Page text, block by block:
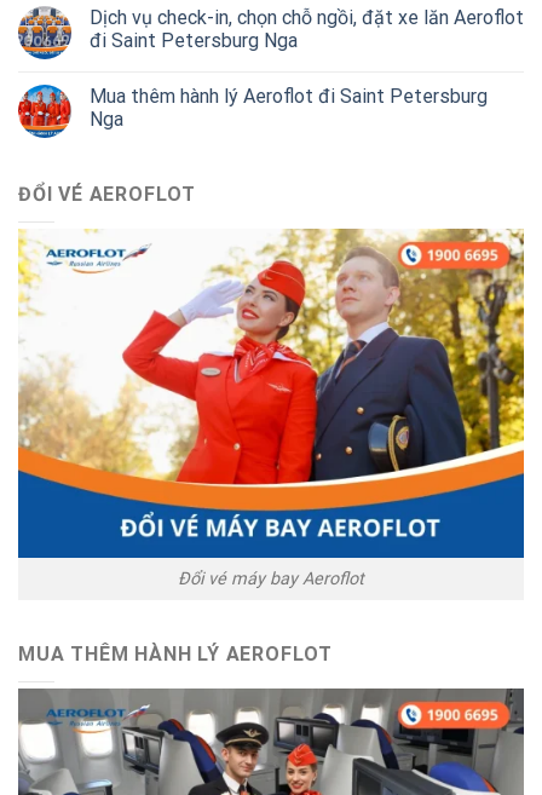
Dịch vụ check-in, chọn chỗ ngồi, đặt xe lăn Aeroflot
đi Saint Petersburg Nga
Mua thêm hành lý Aeroflot đi Saint Petersburg
Nga
ĐỔI VÉ AEROFLOT
Đổi vé máy bay Aeroflot
MUA THÊM HÀNH LÝ AEROFLOT